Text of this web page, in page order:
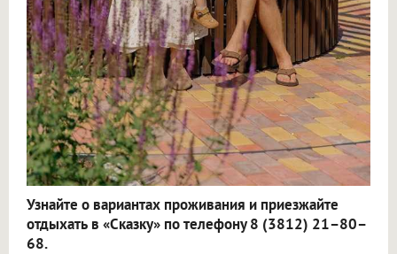
Узнайте о вариантах проживания и приезжайте
отдыхать в «Сказку» по телефону 8 (3812) 21–80–
68.